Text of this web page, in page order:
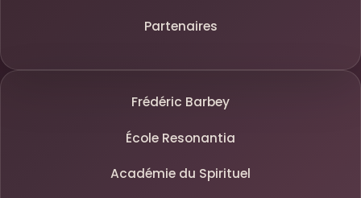
Partenaires
Frédéric Barbey
École Resonantia
Académie du Spirituel